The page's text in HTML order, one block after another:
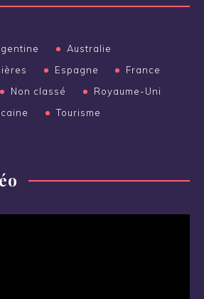
Australie
Espagne
France
Non classé
Royaume-Uni
Tourisme